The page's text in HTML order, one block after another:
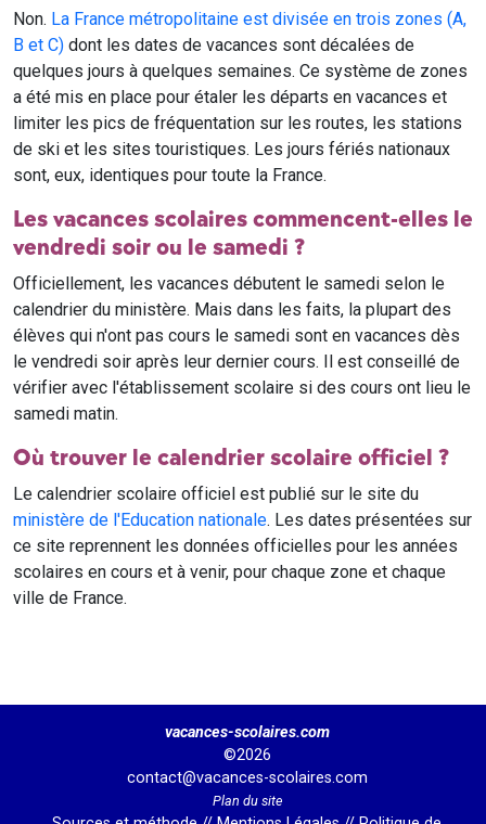
Non. La France métropolitaine est divisée en trois zones (A,
B et C) dont les dates de vacances sont décalées de
quelques jours à quelques semaines. Ce système de zones
a été mis en place pour étaler les départs en vacances et
limiter les pics de fréquentation sur les routes, les stations
de ski et les sites touristiques. Les jours fériés nationaux
sont, eux, identiques pour toute la France.
Les vacances scolaires commencent-elles le
vendredi soir ou le samedi ?
Officiellement, les vacances débutent le samedi selon le
calendrier du ministère. Mais dans les faits, la plupart des
élèves qui n'ont pas cours le samedi sont en vacances dès
le vendredi soir après leur dernier cours. Il est conseillé de
vérifier avec l'établissement scolaire si des cours ont lieu le
samedi matin.
Où trouver le calendrier scolaire officiel ?
Le calendrier scolaire officiel est publié sur le site du
ministère de l'Education nationale. Les dates présentées sur
ce site reprennent les données officielles pour les années
scolaires en cours et à venir, pour chaque zone et chaque
ville de France.
vacances-scolaires.com
©2026
contact@vacances-scolaires.com
Plan du site